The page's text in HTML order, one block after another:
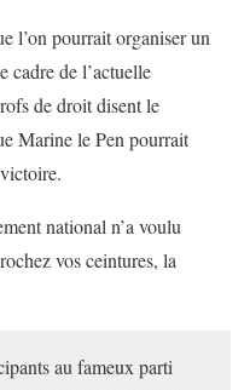
l’on pourrait organiser un
cadre de l’actuelle
de droit disent le
Marine le Pen pourrait
national n’a voulu
vos ceintures, la
au fameux parti